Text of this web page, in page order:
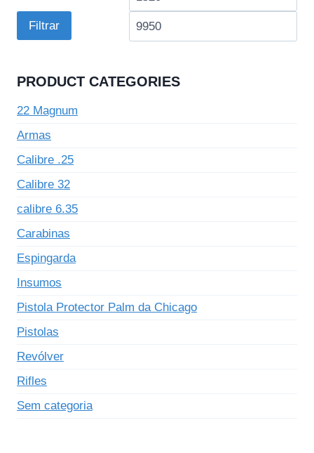
Filtrar
PRODUCT CATEGORIES
22 Magnum
Armas
Calibre .25
Calibre 32
calibre 6.35
Carabinas
Espingarda
Insumos
Pistola Protector Palm da Chicago
Pistolas
Revólver
Rifles
Sem categoria